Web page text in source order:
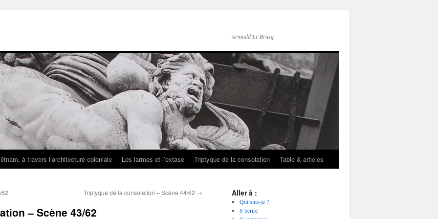
Arnauld Le Brusq
à travers l’architecture coloniale Les larmes et l’extase Triptyque de la consolation Table & articles
Triptyque de la consolation – Scène 44/62 →
– Scène 43/62
Aller à :
Qui suis-je ?
S’écrire